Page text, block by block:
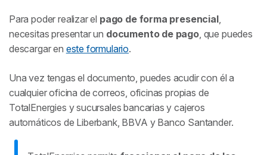
Para poder realizar el pago de forma presencial,
necesitas presentar un documento de pago, que puedes
descargar en este formulario.
Una vez tengas el documento, puedes acudir con él a
cualquier oficina de correos, oficinas propias de
TotalEnergies y sucursales bancarias y cajeros
automáticos de Liberbank, BBVA y Banco Santander.